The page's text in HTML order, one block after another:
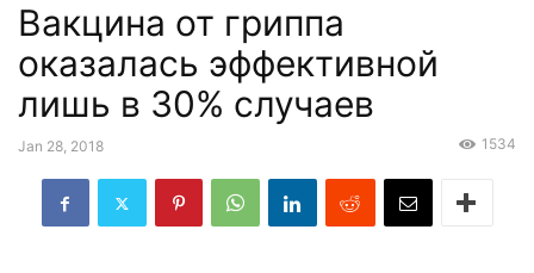
Вакцина от гриппа
оказалась эффективной
лишь в 30% случаев
Jan 28, 2018 1534